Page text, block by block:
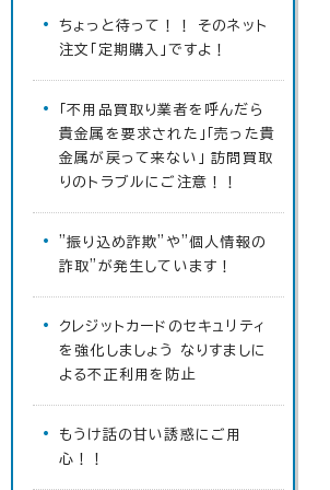
ちょっと待って！！ そのネット
注文「定期購入」ですよ！
「不用品買取り業者を呼んだら
貴金属を要求された」「売った貴
金属が戻って来ない」 訪問買取
りのトラブルにご注意！！
”振り込め詐欺”や”個人情報の
詐取”が発生しています！
クレジットカードのセキュリティ
を強化しましょう なりすましに
よる不正利用を防止
もうけ話の甘い誘惑にご用
心！！